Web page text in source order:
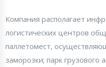
Компания располагает
логистических центров
паллетомест,
заморозки; парк грузового